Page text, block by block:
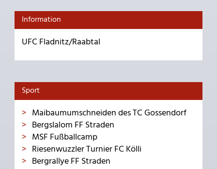
Information
UFC Fladnitz/Raabtal
Sport
Maibaumumschneiden des TC Gossendorf
Bergslalom FF Straden
MSF Fußballcamp
Riesenwuzzler Turnier FC Kölli
Bergrallye FF Straden